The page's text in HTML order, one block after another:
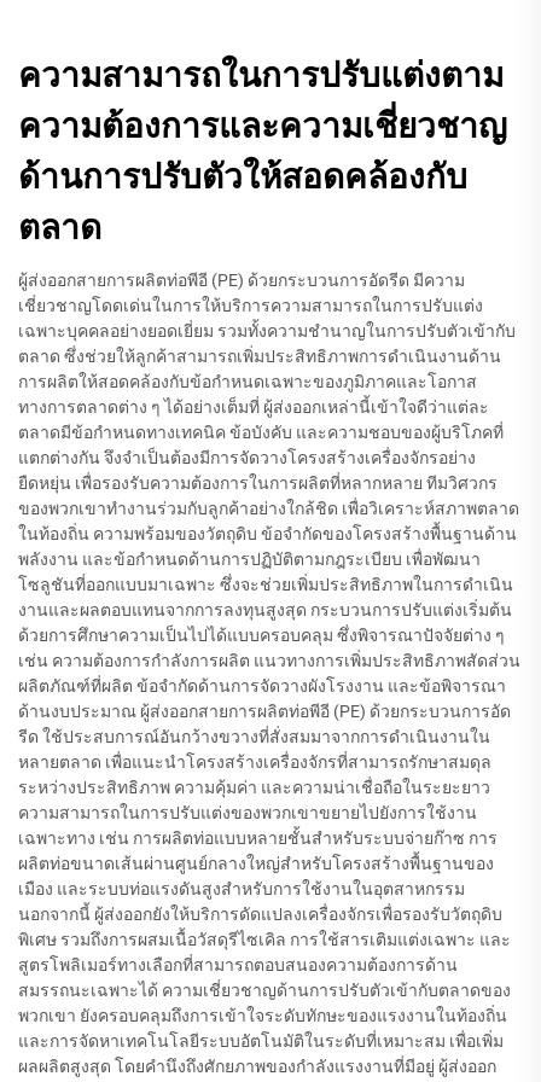
ความสามารถในการปรับแต่งตาม
ความต้องการและความเชี่ยวชาญ
ด้านการปรับตัวให้สอดคล้องกับ
ตลาด
ผู้ส่งออกสายการผลิตท่อพีอี (PE) ด้วยกระบวนการอัดรีด มีความ
เชี่ยวชาญโดดเด่นในการให้บริการความสามารถในการปรับแต่ง
เฉพาะบุคคลอย่างยอดเยี่ยม รวมทั้งความชำนาญในการปรับตัวเข้ากับ
ตลาด ซึ่งช่วยให้ลูกค้าสามารถเพิ่มประสิทธิภาพการดำเนินงานด้าน
การผลิตให้สอดคล้องกับข้อกำหนดเฉพาะของภูมิภาคและโอกาส
ทางการตลาดต่าง ๆ ได้อย่างเต็มที่ ผู้ส่งออกเหล่านี้เข้าใจดีว่าแต่ละ
ตลาดมีข้อกำหนดทางเทคนิค ข้อบังคับ และความชอบของผู้บริโภคที่
แตกต่างกัน จึงจำเป็นต้องมีการจัดวางโครงสร้างเครื่องจักรอย่าง
ยืดหยุ่น เพื่อรองรับความต้องการในการผลิตที่หลากหลาย ทีมวิศวกร
ของพวกเขาทำงานร่วมกับลูกค้าอย่างใกล้ชิด เพื่อวิเคราะห์สภาพตลาด
ในท้องถิ่น ความพร้อมของวัตถุดิบ ข้อจำกัดของโครงสร้างพื้นฐานด้าน
พลังงาน และข้อกำหนดด้านการปฏิบัติตามกฎระเบียบ เพื่อพัฒนา
โซลูชันที่ออกแบบมาเฉพาะ ซึ่งจะช่วยเพิ่มประสิทธิภาพในการดำเนิน
งานและผลตอบแทนจากการลงทุนสูงสุด กระบวนการปรับแต่งเริ่มต้น
ด้วยการศึกษาความเป็นไปได้แบบครอบคลุม ซึ่งพิจารณาปัจจัยต่าง ๆ
เช่น ความต้องการกำลังการผลิต แนวทางการเพิ่มประสิทธิภาพสัดส่วน
ผลิตภัณฑ์ที่ผลิต ข้อจำกัดด้านการจัดวางผังโรงงาน และข้อพิจารณา
ด้านงบประมาณ ผู้ส่งออกสายการผลิตท่อพีอี (PE) ด้วยกระบวนการอัด
รีด ใช้ประสบการณ์อันกว้างขวางที่สั่งสมมาจากการดำเนินงานใน
หลายตลาด เพื่อแนะนำโครงสร้างเครื่องจักรที่สามารถรักษาสมดุล
ระหว่างประสิทธิภาพ ความคุ้มค่า และความน่าเชื่อถือในระยะยาว
ความสามารถในการปรับแต่งของพวกเขาขยายไปยังการใช้งาน
เฉพาะทาง เช่น การผลิตท่อแบบหลายชั้นสำหรับระบบจ่ายก๊าซ การ
ผลิตท่อขนาดเส้นผ่านศูนย์กลางใหญ่สำหรับโครงสร้างพื้นฐานของ
เมือง และระบบท่อแรงดันสูงสำหรับการใช้งานในอุตสาหกรรม
นอกจากนี้ ผู้ส่งออกยังให้บริการดัดแปลงเครื่องจักรเพื่อรองรับวัตถุดิบ
พิเศษ รวมถึงการผสมเนื้อวัสดุรีไซเคิล การใช้สารเติมแต่งเฉพาะ และ
สูตรโพลิเมอร์ทางเลือกที่สามารถตอบสนองความต้องการด้าน
สมรรถนะเฉพาะได้ ความเชี่ยวชาญด้านการปรับตัวเข้ากับตลาดของ
พวกเขา ยังครอบคลุมถึงการเข้าใจระดับทักษะของแรงงานในท้องถิ่น
และการจัดหาเทคโนโลยีระบบอัตโนมัติในระดับที่เหมาะสม เพื่อเพิ่ม
ผลผลิตสูงสุด โดยคำนึงถึงศักยภาพของกำลังแรงงานที่มีอยู่ ผู้ส่งออก